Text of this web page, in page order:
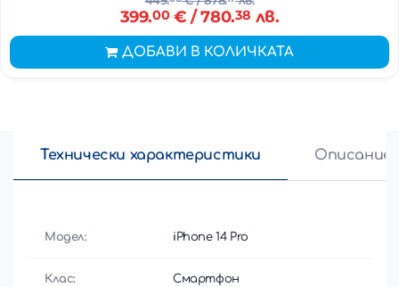
399.00€ / 780.38 лв.
ДОБАВИ В КОЛИЧКАТА
Технически характеристики Описание
Модел: iPhone 14 Pro
Клас: Смартфон